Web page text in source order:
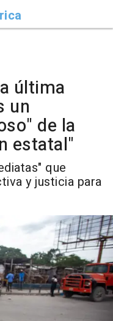
última
un
de la
estatal"
que
y justicia para